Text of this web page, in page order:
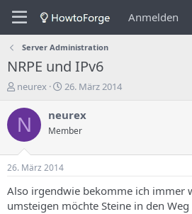
Anmelden
Server Administration
NRPE und IPv6
E
s
e
e
r
neurex
E
s
e
n
26. März 2014
N neurex
Member
26. März 2014
Also irgendwie bekomme ich immer
umsteigen möchte Steine in den